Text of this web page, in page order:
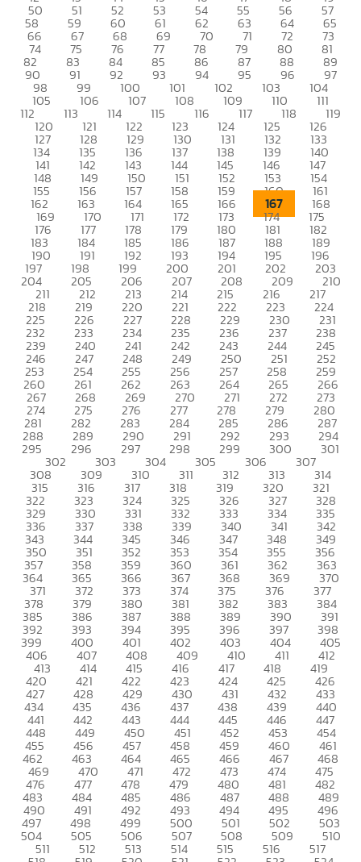
50 51 52 53 54 55 56 57
58 59 60 61 62 63 64 65
66 67 68 69 70 71 72 73
74 75 76 77 78 79 80 81
82 83 84 85 86 87 88 89
90 91 92 93 94 95 96 97
98 99 100 101 102 103 104
105 106 107 108 109 110 111
112 113 114 115 116 117 118 119
120 121 122 123 124 125 126
127 128 129 130 131 132 133
134 135 136 137 138 139 140
141 142 143 144 145 146 147
148 149 150 151 152 153 154
155 156 157 158 159 160 161
162 163 164 165 166 167 168
169 170 171 172 173 174 175
176 177 178 179 180 181 182
183 184 185 186 187 188 189
190 191 192 193 194 195 196
197 198 199 200 201 202 203
204 205 206 207 208 209 210
211 212 213 214 215 216 217
218 219 220 221 222 223 224
225 226 227 228 229 230 231
232 233 234 235 236 237 238
239 240 241 242 243 244 245
246 247 248 249 250 251 252
253 254 255 256 257 258 259
260 261 262 263 264 265 266
267 268 269 270 271 272 273
274 275 276 277 278 279 280
281 282 283 284 285 286 287
288 289 290 291 292 293 294
295 296 297 298 299 300 301
302 303 304 305 306 307
308 309 310 311 312 313 314
315 316 317 318 319 320 321
322 323 324 325 326 327 328
329 330 331 332 333 334 335
336 337 338 339 340 341 342
343 344 345 346 347 348 349
350 351 352 353 354 355 356
357 358 359 360 361 362 363
364 365 366 367 368 369 370
371 372 373 374 375 376 377
378 379 380 381 382 383 384
385 386 387 388 389 390 391
392 393 394 395 396 397 398
399 400 401 402 403 404 405
406 407 408 409 410 411 412
413 414 415 416 417 418 419
420 421 422 423 424 425 426
427 428 429 430 431 432 433
434 435 436 437 438 439 440
441 442 443 444 445 446 447
448 449 450 451 452 453 454
455 456 457 458 459 460 461
462 463 464 465 466 467 468
469 470 471 472 473 474 475
476 477 478 479 480 481 482
483 484 485 486 487 488 489
490 491 492 493 494 495 496
497 498 499 500 501 502 503
504 505 506 507 508 509 510
511 512 513 514 515 516 517